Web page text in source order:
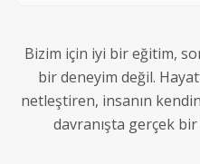
Bizim için iyi bir eğitim,
bir deneyim değil.
netleştiren, insanın
davranışta gerçek bir